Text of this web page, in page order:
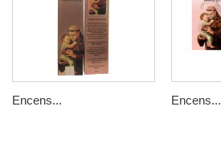
Encens... Encens...